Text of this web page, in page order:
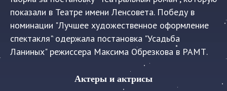
показали в Театре имени Ленсовета. Победу в
номинации "Лучшее художественное оформление
спектакля" одержала постановка "Усадьба
Ланиных" режиссера Максима Обрезкова в РАМТ.
Актеры и актрисы